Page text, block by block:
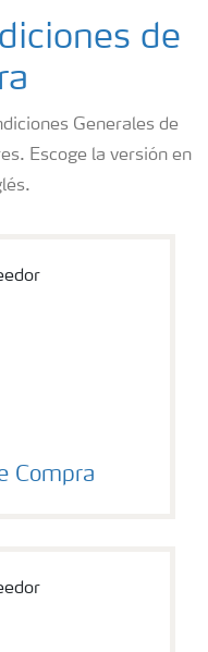
de
Generales de
Escoge la versión en
Compra